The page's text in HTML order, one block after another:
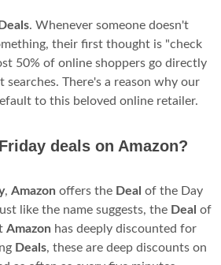
Deals. Whenever someone doesn't
their first thought is "check
50% of online shoppers go directly
searches. There's a reason why our
to this beloved online retailer.
deals on Amazon?
, Amazon offers the Deal of the Day
like the name suggests, the Deal of
Amazon has deeply discounted for
Deals, these are deep discounts on